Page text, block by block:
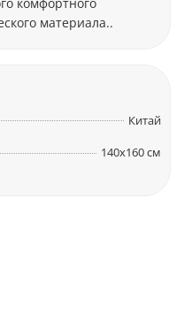
комфортного
материала..
Китай
140х160 см